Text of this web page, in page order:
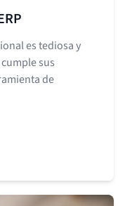
es tediosa y
sus
de